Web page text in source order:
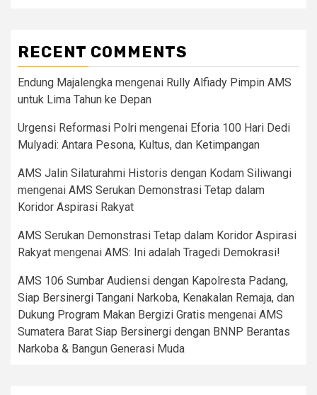
RECENT COMMENTS
Endung Majalengka mengenai Rully Alfiady Pimpin AMS
untuk Lima Tahun ke Depan
Urgensi Reformasi Polri mengenai Eforia 100 Hari Dedi
Mulyadi: Antara Pesona, Kultus, dan Ketimpangan
AMS Jalin Silaturahmi Historis dengan Kodam Siliwangi
mengenai AMS Serukan Demonstrasi Tetap dalam
Koridor Aspirasi Rakyat
AMS Serukan Demonstrasi Tetap dalam Koridor Aspirasi
Rakyat mengenai AMS: Ini adalah Tragedi Demokrasi!
AMS 106 Sumbar Audiensi dengan Kapolresta Padang,
Siap Bersinergi Tangani Narkoba, Kenakalan Remaja, dan
Dukung Program Makan Bergizi Gratis mengenai AMS
Sumatera Barat Siap Bersinergi dengan BNNP Berantas
Narkoba & Bangun Generasi Muda